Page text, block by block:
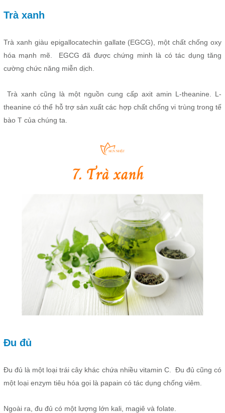
Trà xanh
Trà xanh giàu epigallocatechin gallate (EGCG), một chất chống oxy
hóa mạnh mẽ. EGCG đã được chứng minh là có tác dụng tăng
cường chức năng miễn dịch.
Trà xanh cũng là một nguồn cung cấp axit amin L-theanine. L-
theanine có thể hỗ trợ sản xuất các hợp chất chống vi trùng trong tế
bào T của chúng ta.
Đu đủ
Đu đủ là một loại trái cây khác chứa nhiều vitamin C. Đu đủ cũng có
một loại enzym tiêu hóa gọi là papain có tác dụng chống viêm.
Ngoài ra, đu đủ có một lượng lớn kali, magiê và folate.